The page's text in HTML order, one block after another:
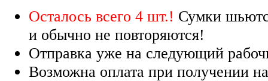
Осталось всего 4 шт.! Сумки
и обычно не повторяются!
Отправка уже на следующий
Возможна оплата при получении